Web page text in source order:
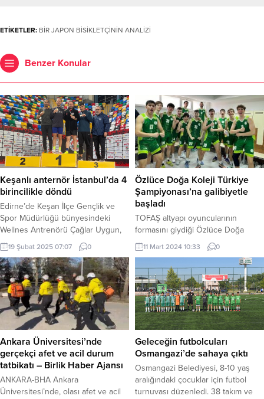
ETİKETLER: BİR JAPON BİSİKLETÇİNİN ANALİZİ
Benzer Konular
Keşanlı anternör İstanbul’da 4
birincilikle döndü
Edirne’de Keşan İlçe Gençlik ve
Spor Müdürlüğü bünyesindeki
Wellnes Antrenörü Çağlar Uygun,
15-16 Şubat tarihlerinde katıldığı
Türkiye Masterlar Salon
Şampiyonası’nda 4 birincilik
kazandı. Erdoğan DEMİR / EDİRNE
(İGFA) – Keşan İlçe Gençlik ve Spor
Müdürlüğü Wellnes Antrenörü
Çağlar Uygun, İstanbul’da
düzenlenen Türkiye Masterler
Salon Şampiyonası’na katıldı.
Şampiyonadan ayrı kategorideki
dört...
19 Şubat 2025 07:07 0
Özlüce Doğa Koleji Türkiye
Şampiyonası’na galibiyetle
başladı
TOFAŞ altyapı oyuncularının
formasını giydiği Özlüce Doğa
Koleji, İstanbul’da oynanan Liseler
Türkiye Şampiyonası’na galibiyetle
başladı. İSTANBUL (İGFA) – 2023-
2024 Öğretim Yılı Okul Sporları
Basketbol Genç Erkekler Türkiye
Birinciliği karşılaşmaları İstanbul’da
başladı. TOFAŞ Spor Kulübü’nün
altyapı oyuncularından oluşan
Bursa şampiyonu Özel Özlüce
Doğa Koleji, 11-15 Mart 2024
tarihleri arasında gerçekleştirilecek
Liseler Türkiye Şampiyonası...
11 Mart 2024 10:33 0
Ankara Üniversitesi’nde
gerçekçi afet ve acil durum
tatbikatı – Birlik Haber Ajansı
ANKARA-BHA Ankara
Üniversitesi’nde, olası afet ve acil
Geleceğin futbolcuları
Osmangazi’de sahaya çıktı
Osmangazi Belediyesi, 8-10 yaş
aralığındaki çocuklar için futbol
turnuvası düzenledi. 38 takım ve